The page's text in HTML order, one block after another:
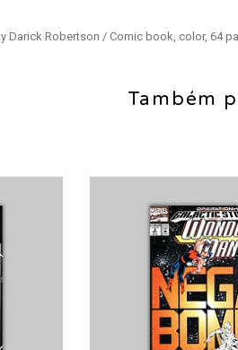
Darick Robertson / Comic book, color, 64
Também